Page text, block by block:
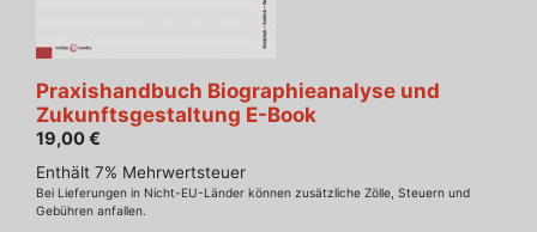
Praxishandbuch Biographieanalyse und
Zukunftsgestaltung E-Book
19,00€
Enthält 7% Mehrwertsteuer
Bei Lieferungen in Nicht-EU-Länder können zusätzliche Zölle, Steuern und
Gebühren anfallen.